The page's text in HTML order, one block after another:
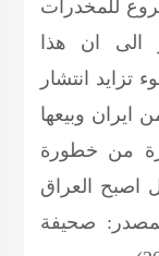
للمخدرات
الى ان هذا
انتشار
ايران وبيعها
من خطورة
اصبح العراق
صحيفة